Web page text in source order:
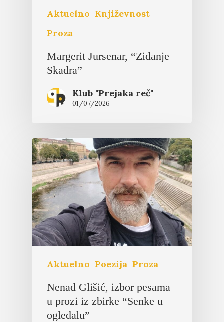
Aktuelno Književnost
Proza
Margerit Jursenar, “Zidanje
Skadra”
Klub "Prejaka reč"
01/07/2026
Aktuelno Poezija Proza
Nenad Glišić, izbor pesama
u prozi iz zbirke “Senke u
ogledalu”